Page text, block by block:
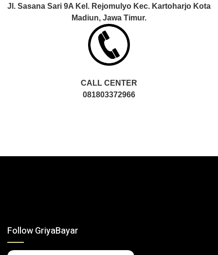
Jl. Sasana Sari 9A Kel. Rejomulyo Kec. Kartoharjo Kota
Madiun, Jawa Timur.
CALL CENTER
081803372966
Follow GriyaBayar